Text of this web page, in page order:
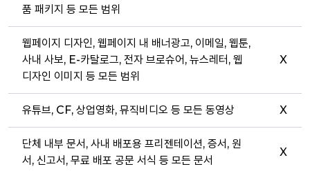
품 패키지 등 모든 범위
웹페이지 디자인, 웹페이지 내 배너광고, 이메일, 웹툰,
사내 사보, E-카탈로그, 전자 브로슈어, 뉴스레터, 웹
디자인 이미지 등 모든 범위
X
유튜브, CF, 상업영화, 뮤직비디오 등 모든 동영상 X
단체 내부 문서, 사내 배포용 프리젠테이션, 증서, 원
서, 신고서, 무료 배포 공문 서식 등 모든 문서
X